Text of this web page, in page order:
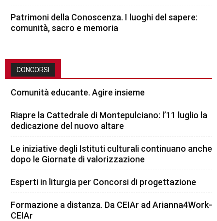
Patrimoni della Conoscenza. I luoghi del sapere:
comunità, sacro e memoria
CONCORSI
Comunità educante. Agire insieme
Riapre la Cattedrale di Montepulciano: l’11 luglio la
dedicazione del nuovo altare
Le iniziative degli Istituti culturali continuano anche
dopo le Giornate di valorizzazione
Esperti in liturgia per Concorsi di progettazione
Formazione a distanza. Da CEIAr ad Arianna4Work-
CEIAr